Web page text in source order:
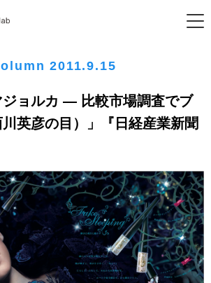
2011.9.15
ジョルカ ― 比較市場調査でブ
英彦の目）」『日経産業新聞